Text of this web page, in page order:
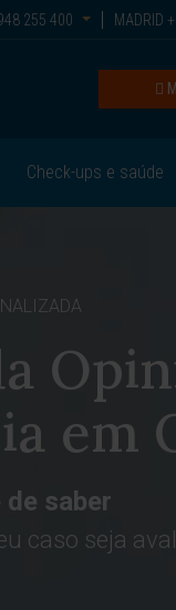
255 400 MADRID
Check-ups e saúde
em
saber
caso seja